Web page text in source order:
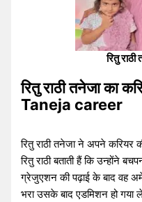
रितु
रितु राठी तनेजा का
Taneja career
रितु राठी तनेजा ने अपने
रितु राठी बताती हैं कि उन्होंने
ग्रेजुएशन की पढ़ाई के बाद वह
भरा उसके बाद एडमिशन हो गया